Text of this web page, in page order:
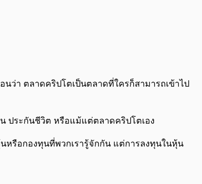
0:00
ว่า ตลาดคริปโตเป็นตลาดที่ใครก็สามารถเข้าไป
ประกันชีวิต หรือแม้แต่ตลาดคริปโตเอง
หรือกองทุนที่พวกเรารู้จักกัน แต่การลงทุนในหุ้น